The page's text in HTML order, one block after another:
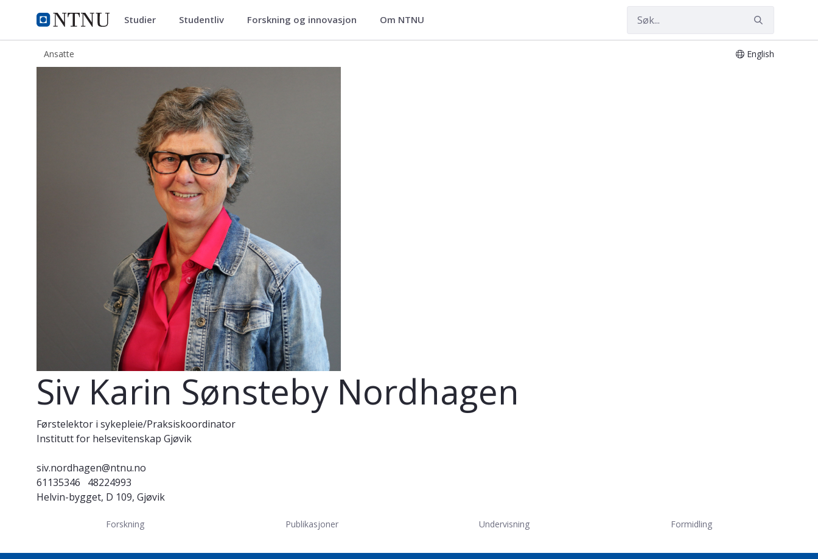
NTNU Hjemmeside
ntnu.no Studier Studentliv Forskning og innovasjon Om NTNU
Ansatte English
Siv Karin Sønsteby Nordhagen
Førstelektor i sykepleie/Praksiskoordinator
Institutt for helsevitenskap Gjøvik
siv.nordhagen@ntnu.no
61135346
48224993
Helvin-bygget, D 109, Gjøvik
Forskning Publikasjoner Undervisning Formidling